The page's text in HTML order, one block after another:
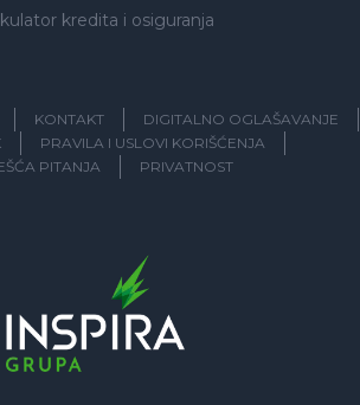
kredita i osiguranja
KONTAKT
DIGITALNO OGLAŠAVANJE
PRAVILA I USLOVI KORIŠĆENJA
PITANJA
PRIVATNOST